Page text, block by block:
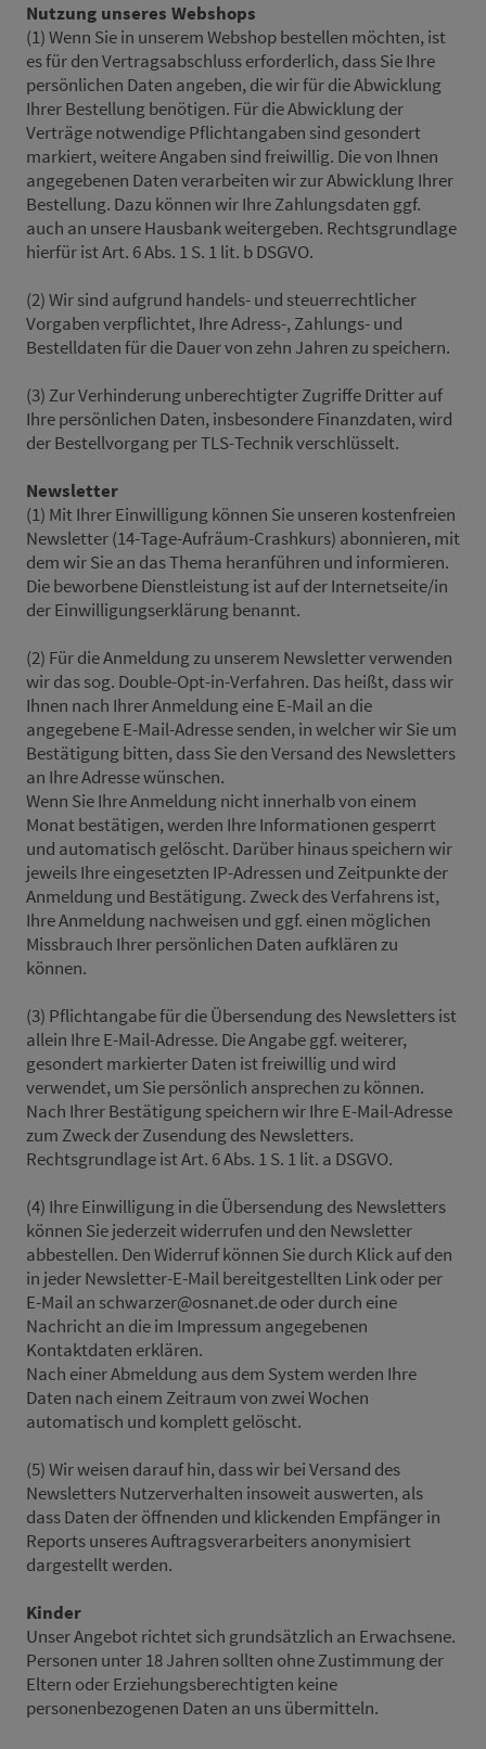
Nutzung unseres Webshops
(1) Wenn Sie in unserem Webshop bestellen möchten, ist
es für den Vertragsabschluss erforderlich, dass Sie Ihre
persönlichen Daten angeben, die wir für die Abwicklung
Ihrer Bestellung benötigen. Für die Abwicklung der
Verträge notwendige Pflichtangaben sind gesondert
markiert, weitere Angaben sind freiwillig. Die von Ihnen
angegebenen Daten verarbeiten wir zur Abwicklung Ihrer
Bestellung. Dazu können wir Ihre Zahlungsdaten ggf.
auch an unsere Hausbank weitergeben. Rechtsgrundlage
hierfür ist Art. 6 Abs. 1 S. 1 lit. b DSGVO.
(2) Wir sind aufgrund handels- und steuerrechtlicher
Vorgaben verpflichtet, Ihre Adress-, Zahlungs- und
Bestelldaten für die Dauer von zehn Jahren zu speichern.
(3) Zur Verhinderung unberechtigter Zugriffe Dritter auf
Ihre persönlichen Daten, insbesondere Finanzdaten, wird
der Bestellvorgang per TLS-Technik verschlüsselt.
Newsletter
(1) Mit Ihrer Einwilligung können Sie unseren kostenfreien
Newsletter (14-Tage-Aufräum-Crashkurs) abonnieren, mit
dem wir Sie an das Thema heranführen und informieren.
Die beworbene Dienstleistung ist auf der Internetseite/in
der Einwilligungserklärung benannt.
(2) Für die Anmeldung zu unserem Newsletter verwenden
wir das sog. Double-Opt-in-Verfahren. Das heißt, dass wir
Ihnen nach Ihrer Anmeldung eine E-Mail an die
angegebene E-Mail-Adresse senden, in welcher wir Sie um
Bestätigung bitten, dass Sie den Versand des Newsletters
an Ihre Adresse wünschen.
Wenn Sie Ihre Anmeldung nicht innerhalb von einem
Monat bestätigen, werden Ihre Informationen gesperrt
und automatisch gelöscht. Darüber hinaus speichern wir
jeweils Ihre eingesetzten IP-Adressen und Zeitpunkte der
Anmeldung und Bestätigung. Zweck des Verfahrens ist,
Ihre Anmeldung nachweisen und ggf. einen möglichen
Missbrauch Ihrer persönlichen Daten aufklären zu
können.
(3) Pflichtangabe für die Übersendung des Newsletters ist
allein Ihre E-Mail-Adresse. Die Angabe ggf. weiterer,
gesondert markierter Daten ist freiwillig und wird
verwendet, um Sie persönlich ansprechen zu können.
Nach Ihrer Bestätigung speichern wir Ihre E-Mail-Adresse
zum Zweck der Zusendung des Newsletters.
Rechtsgrundlage ist Art. 6 Abs. 1 S. 1 lit. a DSGVO.
(4) Ihre Einwilligung in die Übersendung des Newsletters
können Sie jederzeit widerrufen und den Newsletter
abbestellen. Den Widerruf können Sie durch Klick auf den
in jeder Newsletter-E-Mail bereitgestellten Link oder per
E-Mail an schwarzer@osnanet.de oder durch eine
Nachricht an die im Impressum angegebenen
Kontaktdaten erklären.
Nach einer Abmeldung aus dem System werden Ihre
Daten nach einem Zeitraum von zwei Wochen
automatisch und komplett gelöscht.
(5) Wir weisen darauf hin, dass wir bei Versand des
Newsletters Nutzerverhalten insoweit auswerten, als
dass Daten der öffnenden und klickenden Empfänger in
Reports unseres Auftragsverarbeiters anonymisiert
dargestellt werden.
Kinder
Unser Angebot richtet sich grundsätzlich an Erwachsene.
Personen unter 18 Jahren sollten ohne Zustimmung der
Eltern oder Erziehungsberechtigten keine
personenbezogenen Daten an uns übermitteln.